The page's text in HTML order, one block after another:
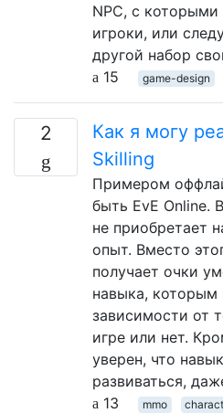
NPC, с
игроки, или
другой набор
15
game-design
2
Как я могу
Skilling
Примером
быть EvE Online.
не приобретает
опыт. Вместо
получает очки
навыка, которым
зависимости от
игре или нет.
уверен, что
развиваться,
13
mmo